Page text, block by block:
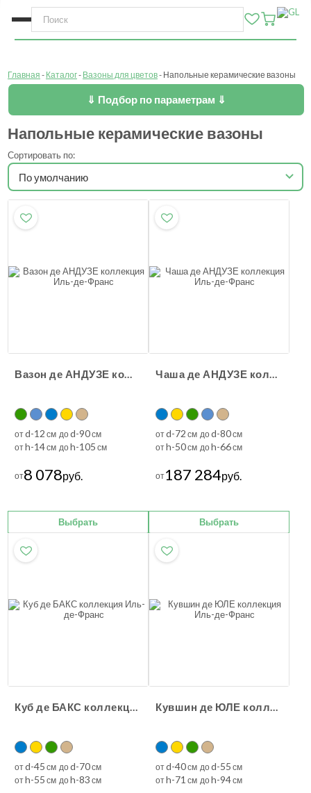
Главная Каталог Вазоны для цветов Напольные керамические вазоны
⇓ Подбор по параметрам ⇓
Напольные керамические вазоны
Сортировать по:
Вазон де АНДУЗЕ коллекция Иль-де-Франс
отd-12 см доd-90см
отh-14см доh-105 см
от8 078руб.
Выбрать
Чаша де АНДУЗЕ коллекция Иль-де-Франс
отd-72 см доd-80см
отh-50см доh-66см
от187 284руб.
Выбрать
Куб де БАКС коллекция Иль-де-Франс
отd-45 см доd-70см
отh-55 см доh-83 см
Кувшин де ЮЛЕ коллекция Иль-де-Франс
отd-40см доd-55 см
отh-71 см доh-94см